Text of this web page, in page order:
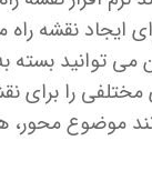
ایجاد نقشه
می توانید
را برای
موضوع محور،